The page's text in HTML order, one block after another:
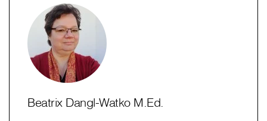
Beatrix Dangl-Watko M.Ed.